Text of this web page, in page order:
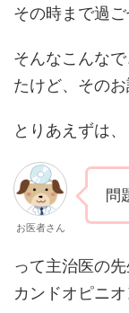
その時まで過
そんなこんな
たけど、その
とりあえずは、
お医者さん
問
って主治医の
カンドオピニ